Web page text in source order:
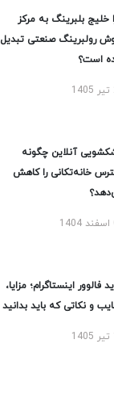
خلیج بلبرینگ به مرکز
رولبرینگ صنعتی تبدیل
است؟
آنلاین چگونه
خانه‌تکانی را کاهش
فالوور اینستاگرام؛ مزایا،
و نکاتی که باید بدانید